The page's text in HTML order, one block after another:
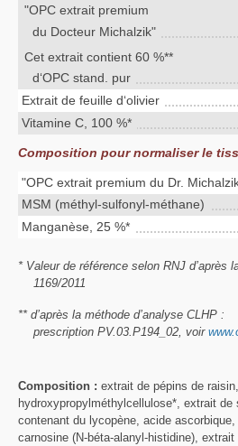
"OPC extrait premium
du Docteur Michalzik"
Cet extrait contient 60 %**
d‘OPC stand. pur
Extrait de feuille d‘olivier
Vitamine C, 100 %*
Composition pour normaliser le
"OPC extrait premium du Dr.
MSM (méthyl-sulfonyl-méthane)
Manganèse, 25 %*
* Valeur de référence selon RNJ d’après
1169/2011
** d’après la méthode d’analyse CLHP :
prescription PV.03.P194_02, voir
Composition : extrait de pépins de
hydroxypropylméthylcellulose*, extrait de
contenant du lycopène, acide
carnosine (N-béta-alanyl-histidine),